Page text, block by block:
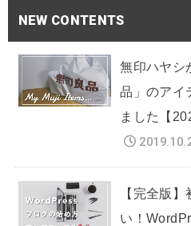
NEW CONTENTS
無印ハヤシ
品」のアイ
ました【
【完全版
い！